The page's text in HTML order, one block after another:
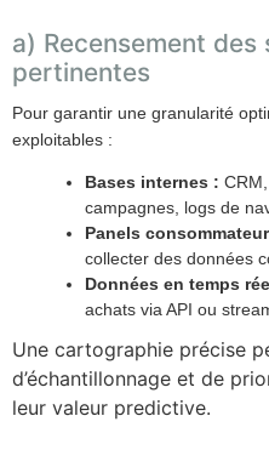
a) Recensement
pertinentes
Pour garantir une granularité
exploitables :
Bases internes :
campagnes, logs de
Panels
collecter des données
Données en temps
achats via API ou
Une cartographie précise
d’échantillonnage et de
leur valeur predictive.